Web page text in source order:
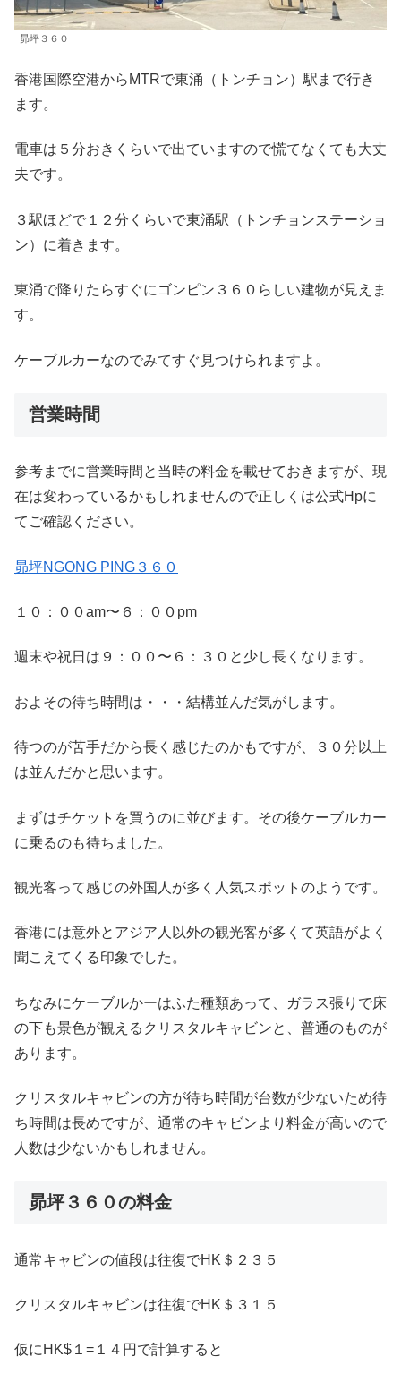
昴坪３６０
香港国際空港からMTRで東涌（トンチョン）駅まで行き
ます。
電車は５分おきくらいで出ていますので慌てなくても大丈
夫です。
３駅ほどで１２分くらいで東涌駅（トンチョンステーショ
ン）に着きます。
東涌で降りたらすぐにゴンピン３６０らしい建物が見えま
す。
ケーブルカーなのでみてすぐ見つけられますよ。
営業時間
参考までに営業時間と当時の料金を載せておきますが、現
在は変わっているかもしれませんので正しくは公式Hpに
てご確認ください。
昴坪NGONG PING３６０
１０：００am〜６：００pm
週末や祝日は９：００〜６：３０と少し長くなります。
およその待ち時間は・・・結構並んだ気がします。
待つのが苦手だから長く感じたのかもですが、３０分以上
は並んだかと思います。
まずはチケットを買うのに並びます。その後ケーブルカー
に乗るのも待ちました。
観光客って感じの外国人が多く人気スポットのようです。
香港には意外とアジア人以外の観光客が多くて英語がよく
聞こえてくる印象でした。
ちなみにケーブルかーはふた種類あって、ガラス張りで床
の下も景色が観えるクリスタルキャビンと、普通のものが
あります。
クリスタルキャビンの方が待ち時間が台数が少ないため待
ち時間は長めですが、通常のキャビンより料金が高いので
人数は少ないかもしれません。
昴坪３６０の料金
通常キャビンの値段は往復でHK＄２３５
クリスタルキャビンは往復でHK＄３１５
仮にHK$１=１４円で計算すると